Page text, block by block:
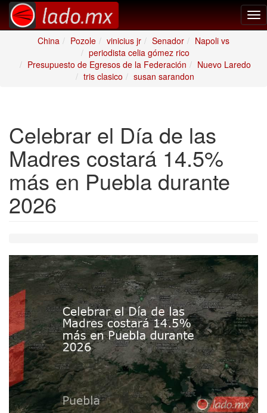
China
Pozole vinicius jr Senador
Napoli vs
periodista celia gómez rico
Presupuesto de Egresos de la Federación
Nuevo Laredo
tris clasico
susan sarandon
Celebrar el Día de las
Madres costará 14.5%
más en Puebla durante
2026